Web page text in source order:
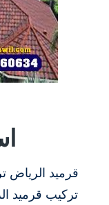
قرميد الرياض
تركيب قرميد